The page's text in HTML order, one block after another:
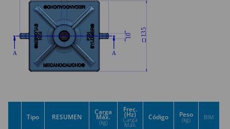
Tipo RESUMEN
Carga
Máx.
(kg)
Frec.
(Hz)
Carga
Max.
Código Peso
(kg) BIM